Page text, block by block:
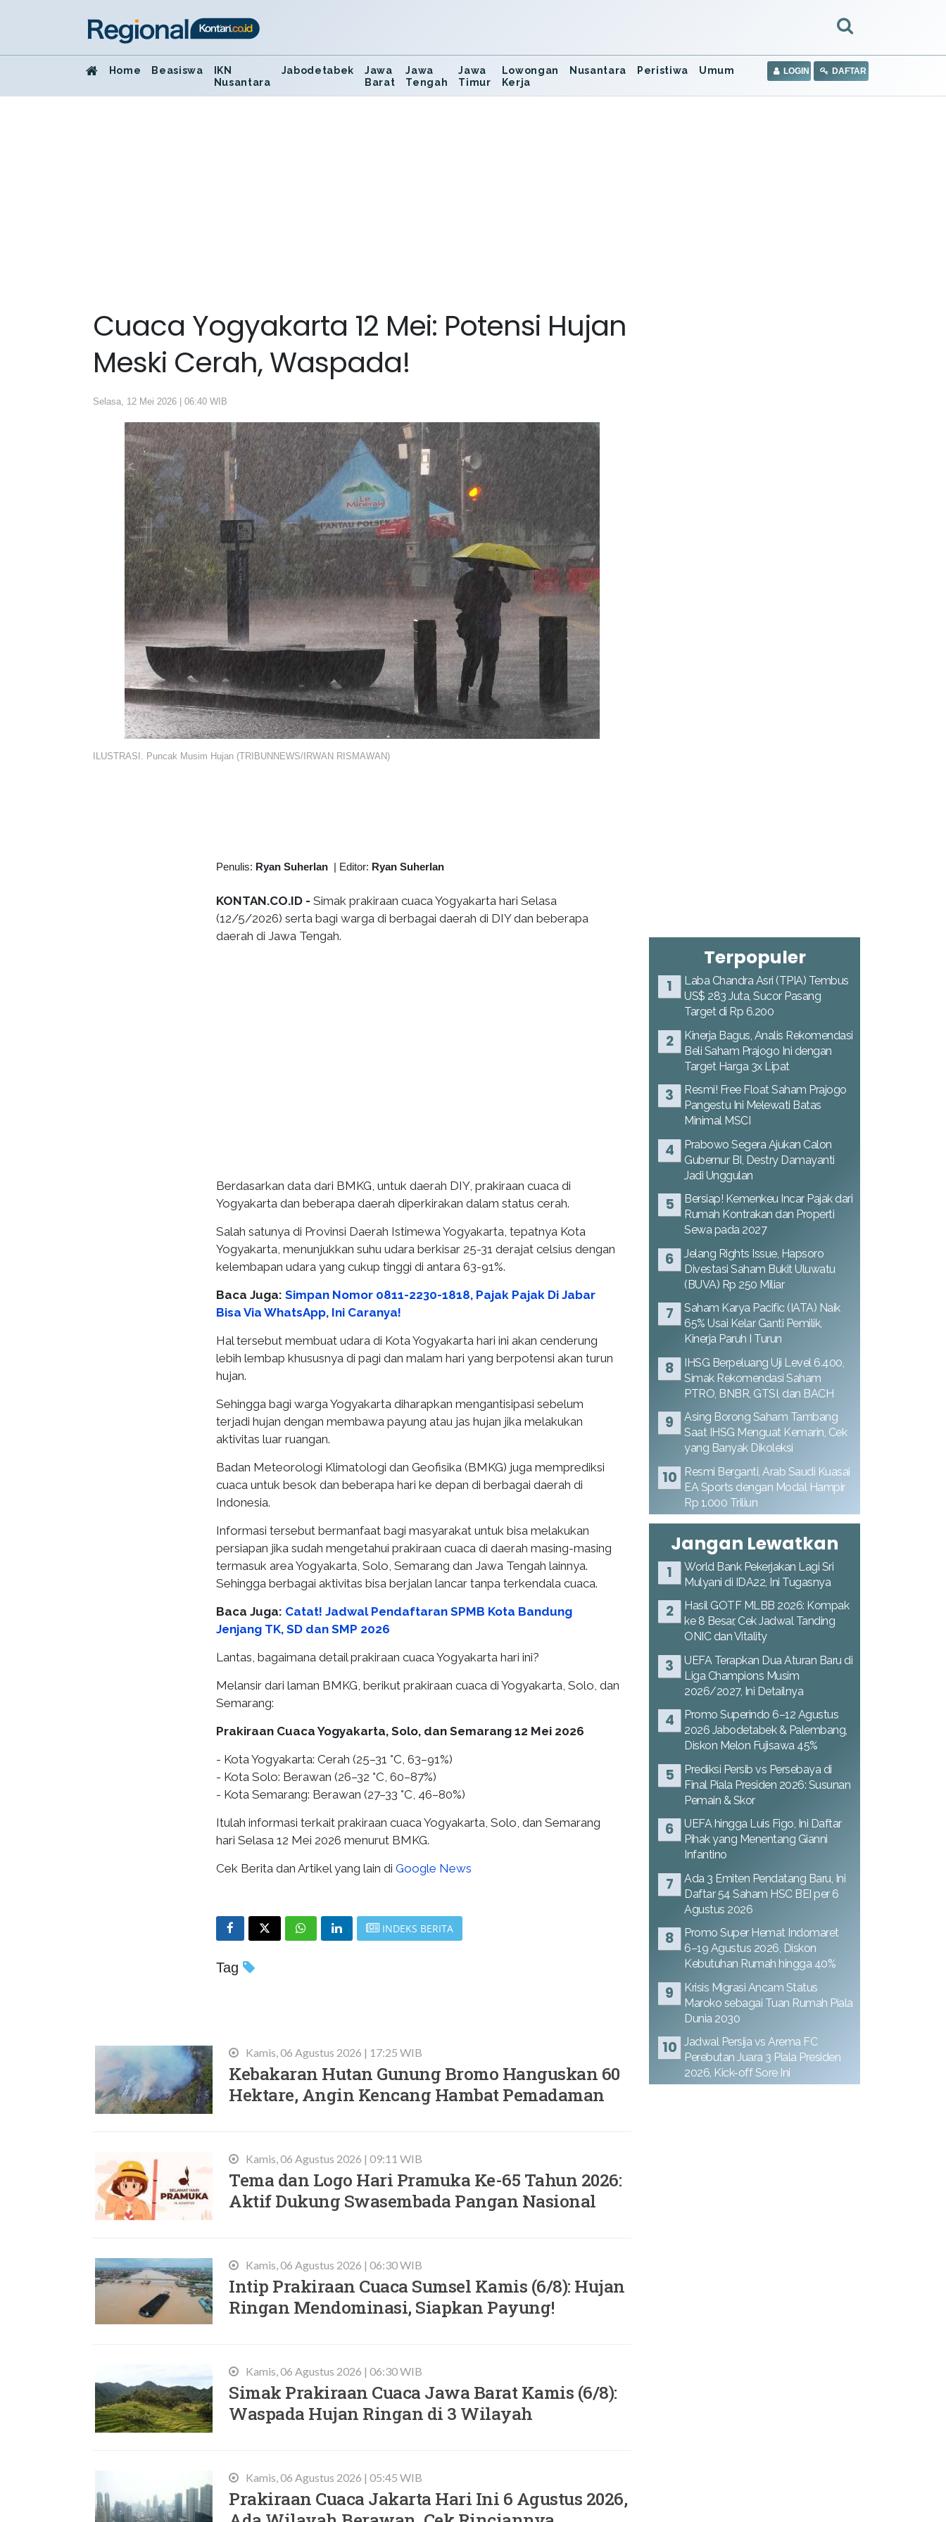
Home Beasiswa
IKN
Nusantara
Jabodetabek
Jawa
Barat
Jawa
Tengah
Jawa
Timur
Lowongan
Kerja
Nusantara Peristiwa Umum LOGIN DAFTAR
Cuaca Yogyakarta 12 Mei: Potensi Hujan
Meski Cerah, Waspada!
Selasa, 12 Mei 2026 | 06:40 WIB
ILUSTRASI. Puncak Musim Hujan (TRIBUNNEWS/IRWAN RISMAWAN)
Penulis: Ryan Suherlan | Editor: Ryan Suherlan
KONTAN.CO.ID - Simak prakiraan cuaca Yogyakarta hari Selasa
(12/5/2026) serta bagi warga di berbagai daerah di DIY dan beberapa
daerah di Jawa Tengah.
Berdasarkan data dari BMKG, untuk daerah DIY, prakiraan cuaca di
Yogyakarta dan beberapa daerah diperkirakan dalam status cerah.
Salah satunya di Provinsi Daerah Istimewa Yogyakarta, tepatnya Kota
Yogyakarta, menunjukkan suhu udara berkisar 25-31 derajat celsius dengan
kelembapan udara yang cukup tinggi di antara 63-91%.
Baca Juga: Simpan Nomor 0811-2230-1818, Pajak Pajak Di Jabar
Bisa Via WhatsApp, Ini Caranya!
Hal tersebut membuat udara di Kota Yogyakarta hari ini akan cenderung
lebih lembap khususnya di pagi dan malam hari yang berpotensi akan turun
hujan.
Sehingga bagi warga Yogyakarta diharapkan mengantisipasi sebelum
terjadi hujan dengan membawa payung atau jas hujan jika melakukan
aktivitas luar ruangan.
Badan Meteorologi Klimatologi dan Geofisika (BMKG) juga memprediksi
cuaca untuk besok dan beberapa hari ke depan di berbagai daerah di
Indonesia.
Informasi tersebut bermanfaat bagi masyarakat untuk bisa melakukan
persiapan jika sudah mengetahui prakiraan cuaca di daerah masing-masing
termasuk area Yogyakarta, Solo, Semarang dan Jawa Tengah lainnya.
Sehingga berbagai aktivitas bisa berjalan lancar tanpa terkendala cuaca.
Baca Juga: Catat! Jadwal Pendaftaran SPMB Kota Bandung
Jenjang TK, SD dan SMP 2026
Lantas, bagaimana detail prakiraan cuaca Yogyakarta hari ini?
Melansir dari laman BMKG, berikut prakiraan cuaca di Yogyakarta, Solo, dan
Semarang:
Prakiraan Cuaca Yogyakarta, Solo, dan Semarang 12 Mei 2026
- Kota Yogyakarta: Cerah (25–31 °C, 63–91%)
- Kota Solo: Berawan (26–32 °C, 60–87%)
- Kota Semarang: Berawan (27–33 °C, 46–80%)
Itulah informasi terkait prakiraan cuaca Yogyakarta, Solo, dan Semarang
hari Selasa 12 Mei 2026 menurut BMKG.
Cek Berita dan Artikel yang lain di Google News
INDEKS BERITA
Tag
Kamis, 06 Agustus 2026 | 17:25 WIB
Kebakaran Hutan Gunung Bromo Hanguskan 60
Hektare, Angin Kencang Hambat Pemadaman
Kamis, 06 Agustus 2026 | 09:11 WIB
Tema dan Logo Hari Pramuka Ke-65 Tahun 2026:
Aktif Dukung Swasembada Pangan Nasional
Kamis, 06 Agustus 2026 | 06:30 WIB
Intip Prakiraan Cuaca Sumsel Kamis (6/8): Hujan
Ringan Mendominasi, Siapkan Payung!
Kamis, 06 Agustus 2026 | 06:30 WIB
Simak Prakiraan Cuaca Jawa Barat Kamis (6/8):
Waspada Hujan Ringan di 3 Wilayah
Kamis, 06 Agustus 2026 | 05:45 WIB
Prakiraan Cuaca Jakarta Hari Ini 6 Agustus 2026,
Terpopuler
Laba Chandra Asri (TPIA) Tembus
US$ 283 Juta, Sucor Pasang
Target di Rp 6.200
Kinerja Bagus, Analis Rekomendasi
Beli Saham Prajogo Ini dengan
Target Harga 3x Lipat
Resmi! Free Float Saham Prajogo
Pangestu Ini Melewati Batas
Minimal MSCI
Prabowo Segera Ajukan Calon
Gubernur BI, Destry Damayanti
Jadi Unggulan
Bersiap! Kemenkeu Incar Pajak dari
Rumah Kontrakan dan Properti
Sewa pada 2027
Jelang Rights Issue, Hapsoro
Divestasi Saham Bukit Uluwatu
(BUVA) Rp 250 Miliar
Saham Karya Pacific (IATA) Naik
65% Usai Kelar Ganti Pemilik,
Kinerja Paruh I Turun
IHSG Berpeluang Uji Level 6.400,
Simak Rekomendasi Saham
PTRO, BNBR, GTSI, dan BACH
Asing Borong Saham Tambang
Saat IHSG Menguat Kemarin, Cek
yang Banyak Dikoleksi
Resmi Berganti, Arab Saudi Kuasai
EA Sports dengan Modal Hampir
Rp 1.000 Triliun
Jangan Lewatkan
World Bank Pekerjakan Lagi Sri
Mulyani di IDA22, Ini Tugasnya
Hasil GOTF MLBB 2026: Kompak
ke 8 Besar, Cek Jadwal Tanding
ONIC dan Vitality
UEFA Terapkan Dua Aturan Baru di
Liga Champions Musim
2026/2027, Ini Detailnya
Promo Superindo 6–12 Agustus
2026 Jabodetabek & Palembang,
Diskon Melon Fujisawa 45%
Prediksi Persib vs Persebaya di
Final Piala Presiden 2026: Susunan
Pemain & Skor
UEFA hingga Luis Figo, Ini Daftar
Pihak yang Menentang Gianni
Infantino
Ada 3 Emiten Pendatang Baru, Ini
Daftar 54 Saham HSC BEI per 6
Agustus 2026
Promo Super Hemat Indomaret
6–19 Agustus 2026, Diskon
Kebutuhan Rumah hingga 40%
Krisis Migrasi Ancam Status
Maroko sebagai Tuan Rumah Piala
Dunia 2030
Jadwal Persija vs Arema FC
Perebutan Juara 3 Piala Presiden
2026, Kick-off Sore Ini